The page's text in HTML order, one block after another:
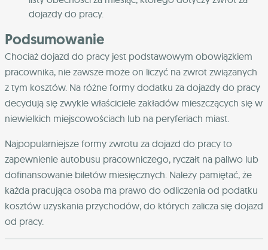
dojazdy do pracy.
Podsumowanie
Chociaż dojazd do pracy jest podstawowym obowiązkiem
pracownika, nie zawsze może on liczyć na zwrot związanych
z tym kosztów. Na różne formy dodatku za dojazdy do pracy
decydują się zwykle właściciele zakładów mieszczących się w
niewielkich miejscowościach lub na peryferiach miast.
Najpopularniejsze formy zwrotu za dojazd do pracy to
zapewnienie autobusu pracowniczego, ryczałt na paliwo lub
dofinansowanie biletów miesięcznych. Należy pamiętać, że
każda pracująca osoba ma prawo do odliczenia od podatku
kosztów uzyskania przychodów, do których zalicza się dojazd
od pracy.